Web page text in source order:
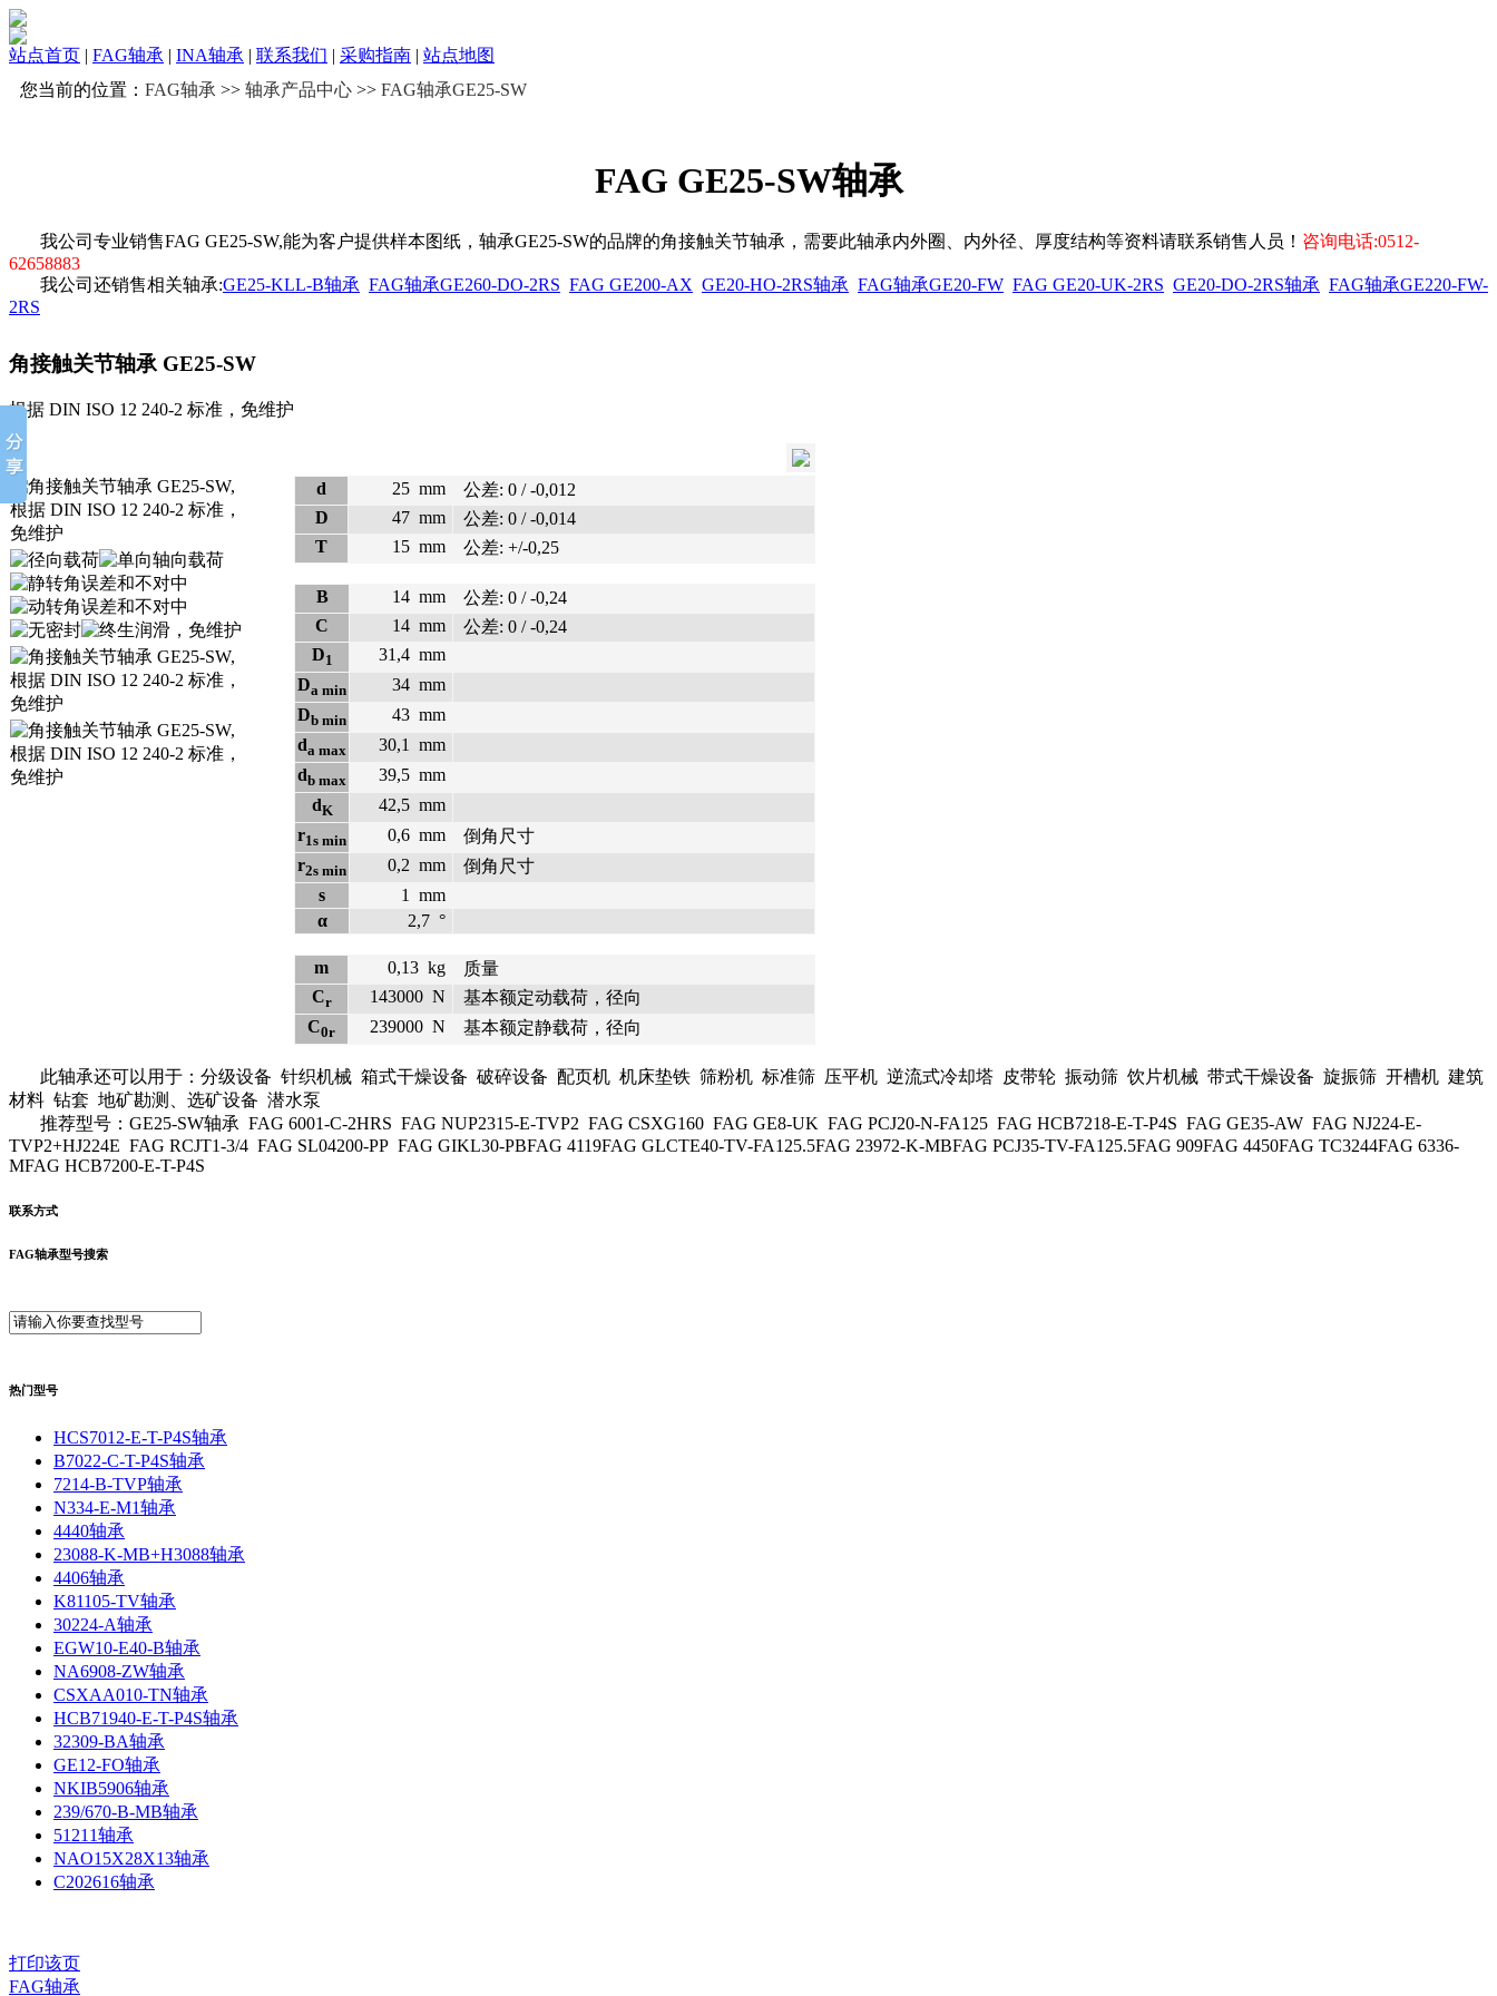
站点首页 | FAG轴承 | INA轴承 | 联系我们 | 采购指南 | 站点地图
您当前的位置： FAG轴承 >> 轴承产品中心 >> FAG轴承GE25-SW
FAG GE25-SW轴承
我公司专业销售FAG GE25-SW,能为客户提供样本图纸，轴承GE25-SW的品牌的角接触关节轴承，需要此轴承内外圈、内外径、厚度结构等资料请联系销售人员！ 咨询电话:0512-
62658883
我公司还销售相关轴承:GE25-KLL-B轴承 FAG轴承GE260-DO-2RS FAG GE200-AX GE20-HO-2RS轴承 FAG轴承GE20-FW FAG GE20-UK-2RS GE20-DO-2RS轴承 FAG轴承GE220-FW-
2RS
角接触关节轴承 GE25-SW
根据 DIN ISO 12 240-2 标准，免维护
d 25 mm
公差: 0 / -0,012
D
47 mm
公差: 0 / -0,014
T
15 mm 公差: +/-0,25
B 14 mm
公差: 0 / -0,24
C
14 mm
公差: 0 / -0,24
D1 31,4 mm
Da min 34 mm
Db min 43 mm
da max 30,1
mm
db max 39,5 mm
dK 42,5 mm
r1s min 0,6 mm
倒角尺寸
r2s min 0,2 mm
倒角尺寸
s
1
mm
α
2,7 °
m 0,13 kg
质量
Cr 143000 N
基本额定动载荷，径向
C0r 239000 N 基本额定静载荷，径向
此轴承还可以用于：分级设备 针织机械 箱式干燥设备 破碎设备 配页机 机床垫铁 筛粉机 标准筛 压平机 逆流式冷却塔 皮带轮 振动筛 饮片机械 带式干燥设备 旋振筛 开槽机 建筑
材料 钻套 地矿勘测、选矿设备 潜水泵
推荐型号：GE25-SW轴承 FAG 6001-C-2HRS FAG NUP2315-E-TVP2 FAG CSXG160 FAG GE8-UK FAG PCJ20-N-FA125 FAG HCB7218-E-T-P4S FAG GE35-AW FAG NJ224-E-
TVP2+HJ224E FAG RCJT1-3/4 FAG SL04200-PP FAG GIKL30-PBFAG 4119FAG GLCTE40-TV-FA125.5FAG 23972-K-MBFAG PCJ35-TV-FA125.5FAG 909FAG 4450FAG TC3244FAG 6336-
MFAG HCB7200-E-T-P4S
联系方式
FAG轴承型号搜索
热门型号
HCS7012-E-T-P4S轴承
B7022-C-T-P4S轴承
7214-B-TVP轴承
N334-E-M1轴承
4440轴承
23088-K-MB+H3088轴承
4406轴承
K81105-TV轴承
30224-A轴承
EGW10-E40-B轴承
NA6908-ZW轴承
CSXAA010-TN轴承
HCB71940-E-T-P4S轴承
32309-BA轴承
GE12-FO轴承
NKIB5906轴承
239/670-B-MB轴承
51211轴承
NAO15X28X13轴承
C202616轴承
打印该页
FAG轴承